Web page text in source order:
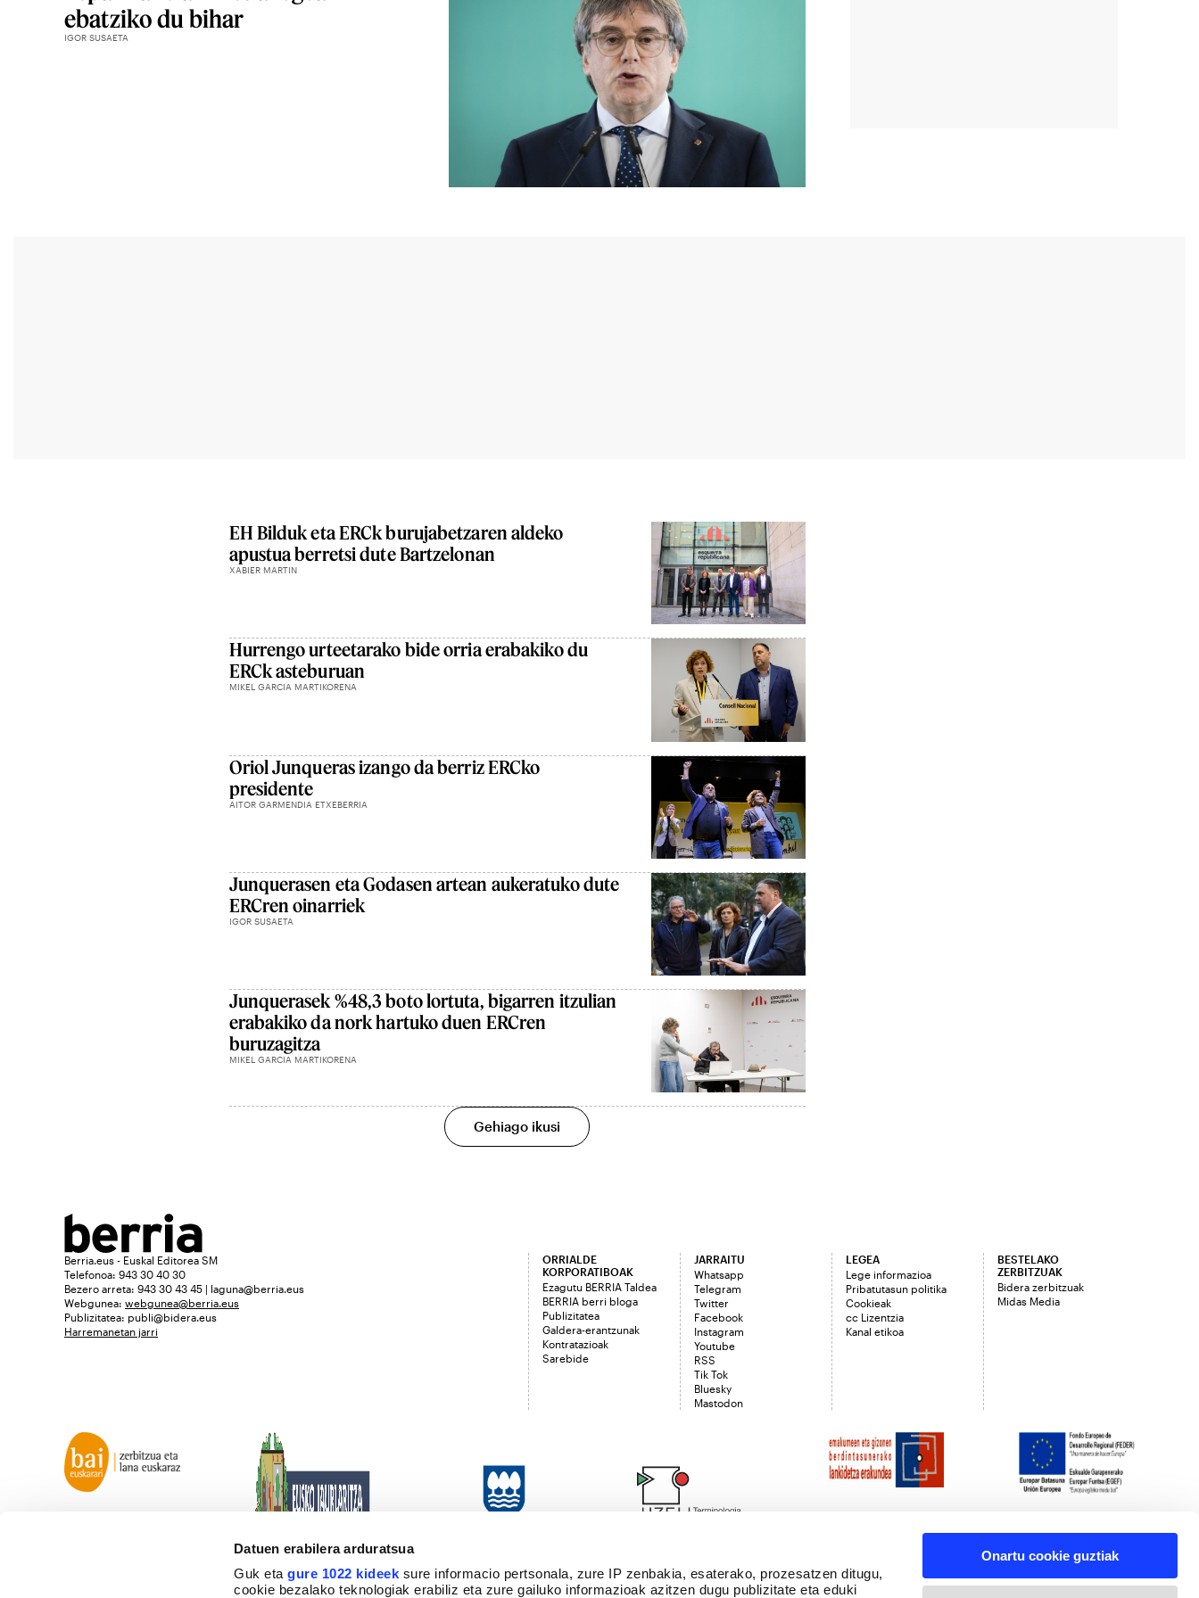
Datuen erabilera arduratsua
Guk etagure 1022 kideek sure informacio pertsonala, zure IP zenbakia, esaterako, prozesatzen ditugu,
cookie bezalako teknologiak erabiliz eta zure gailuko informazioak azitzen dugu publizitate eta eduki
Onartu cookie guztiak
ebatziko du bihar
IGOR SUSAETA
EH Bilduk eta ERCk burujabetzaren aldeko
apustua berretsi dute Bartzelonan
XABIER MARTIN
Hurrengo urteetarako bide orria erabakiko du
ERCk asteburuan
MIKEL GARCIA MARTIKORENA
Oriol Junqueras izango da berriz ERCko
presidente
AITOR GARMENDIA ETXEBERRIA
Junquerasen eta Godasen artean aukeratuko dute
ERCren oinarriek
IGOR SUSAETA
Junquerasek %48,3 boto lortuta, bigarren itzulian
erabakiko da nork hartuko duen ERCren
buruzagitza
MIKEL GARCIA MARTIKORENA
Gehiago ikusi
Berria.eus - Euskal Editorea SM
Telefonoa: 943 30 40 30
Bezero arreta: 943 30 43 45 | laguna@berria.eus
Webgunea: webgunea@berria.eus
Publizitatea: publi@bidera.eus
Harremanetan jarri
ORRIALDE
KORPORATIBOAK
Ezagutu BERRIA Taldea
BERRIA berri bloga
Publizitatea
Galdera-erantzunak
Kontratazioak
Sarebide
JARRAITU
Whatsapp
Telegram
Twitter
Facebook
Instagram
Youtube
RSS
Tik Tok
Bluesky
Mastodon
LEGEA
Lege informazioa
Pribatutasun politika
Cookieak
cc Lizentzia
Kanal etikoa
BESTELAKO
ZERBITZUAK
Bidera zerbitzuak
Midas Media